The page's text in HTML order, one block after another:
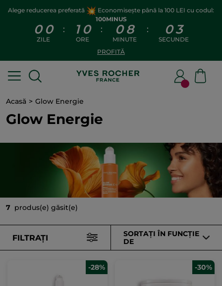
Alege reducerea preferată
Economisește până la 100 LEI cu codul:
100MINUS
0 0
ZILE
: 1 0
ORE
: 0 8
MINUTE
: 03
SECUNDE
PROFITĂ
Acasă Glow Energie
Glow Energie
7 produs(e) găsit(e)
FILTRAȚI
SORTAȚI ÎN FUNCȚIE
DE
-28% -30%